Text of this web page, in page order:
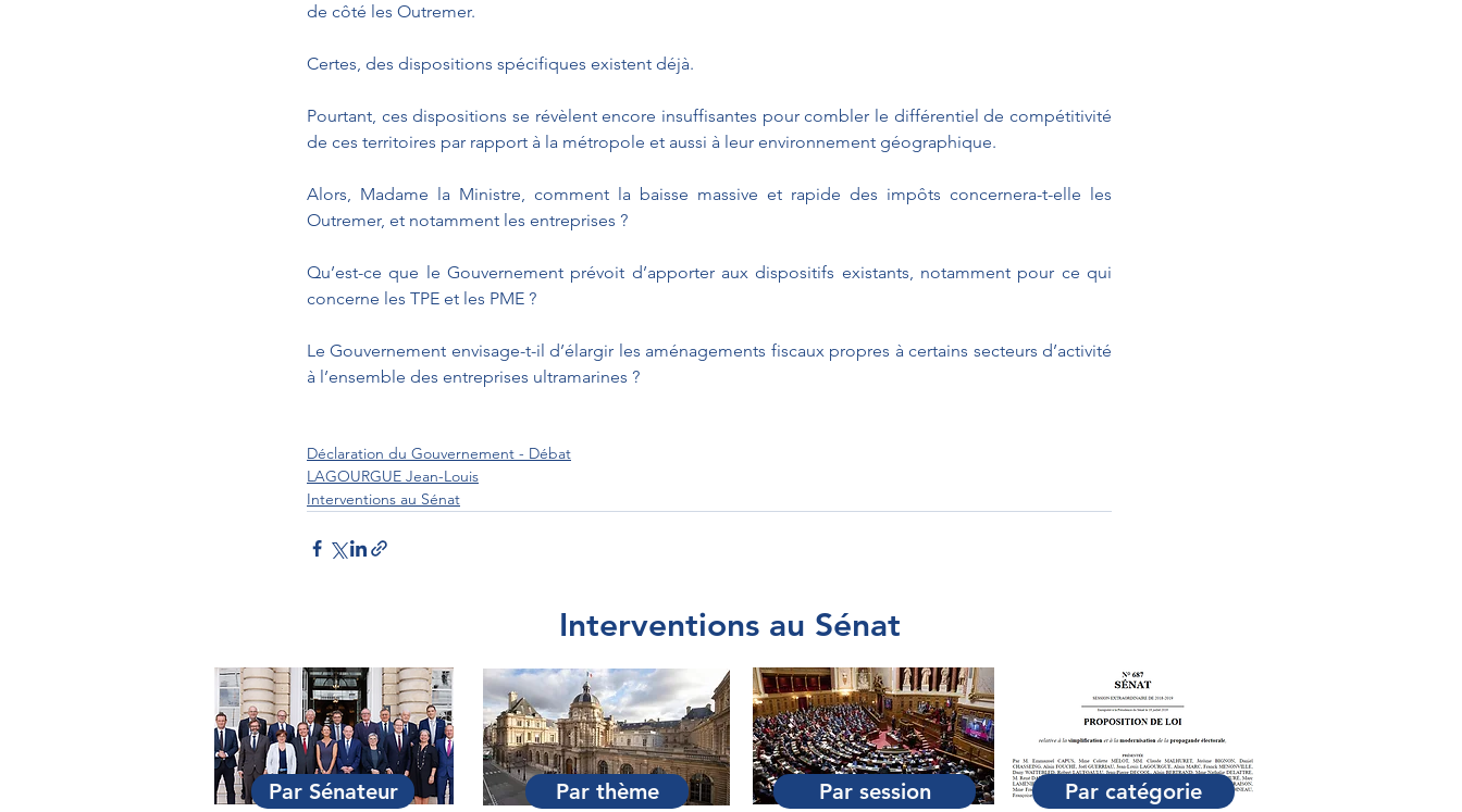
de côté les Outremer.
Certes, des dispositions spécifiques existent déjà.
Pourtant, ces dispositions se révèlent encore insuffisantes pour combler le différentiel de compétitivité
de ces territoires par rapport à la métropole et aussi à leur environnement géographique.
Alors, Madame la Ministre, comment la baisse massive et rapide des impôts concernera-t-elle les
Outremer, et notamment les entreprises ?
Qu’est-ce que le Gouvernement prévoit d’apporter aux dispositifs existants, notamment pour ce qui
concerne les TPE et les PME ?
Le Gouvernement envisage-t-il d’élargir les aménagements fiscaux propres à certains secteurs d’activité
à l’ensemble des entreprises ultramarines ?
Déclaration du Gouvernement - Débat
LAGOURGUE Jean-Louis
Interventions au Sénat
Interventions au Sénat
Par Sénateur Par thème Par session Par catégorie